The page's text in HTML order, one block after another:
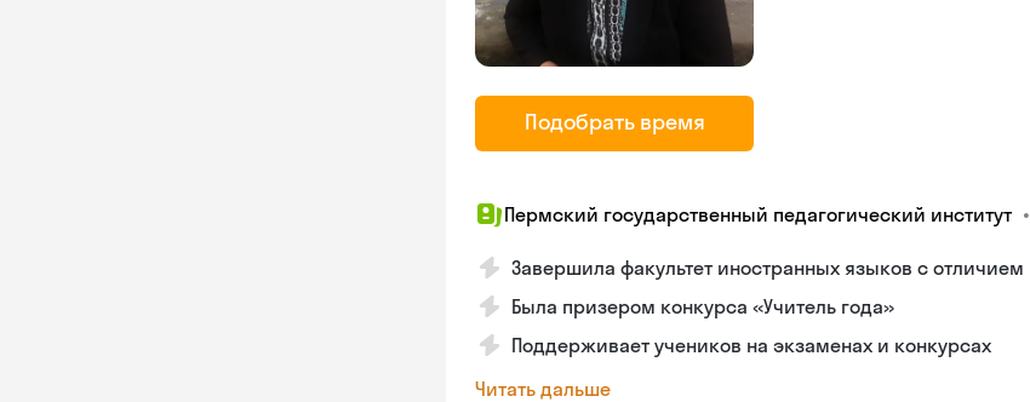
Подобрать время
Пермский государственный педагогический институт •
Завершила факультет иностранных языков с отличием
Была призером конкурса «Учитель года»
Поддерживает учеников на экзаменах и конкурсах
Читать дальше